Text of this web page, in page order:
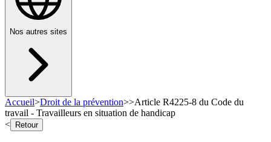
Nos autres sites
Accueil>Droit de la prévention>>Article R4225-8 du Code du
travail - Travailleurs en situation de handicap
<
Retour